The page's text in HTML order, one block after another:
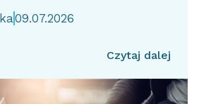
09.07.2026
Czytaj dalej